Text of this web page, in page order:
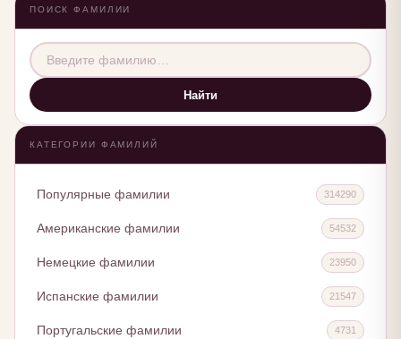
ПОИСК ФАМИЛИИ
Найти
КАТЕГОРИИ ФАМИЛИЙ
Популярные фамилии 314290
Американские фамилии 54532
Немецкие фамилии 23950
Испанские фамилии 21547
Португальские фамилии 4731